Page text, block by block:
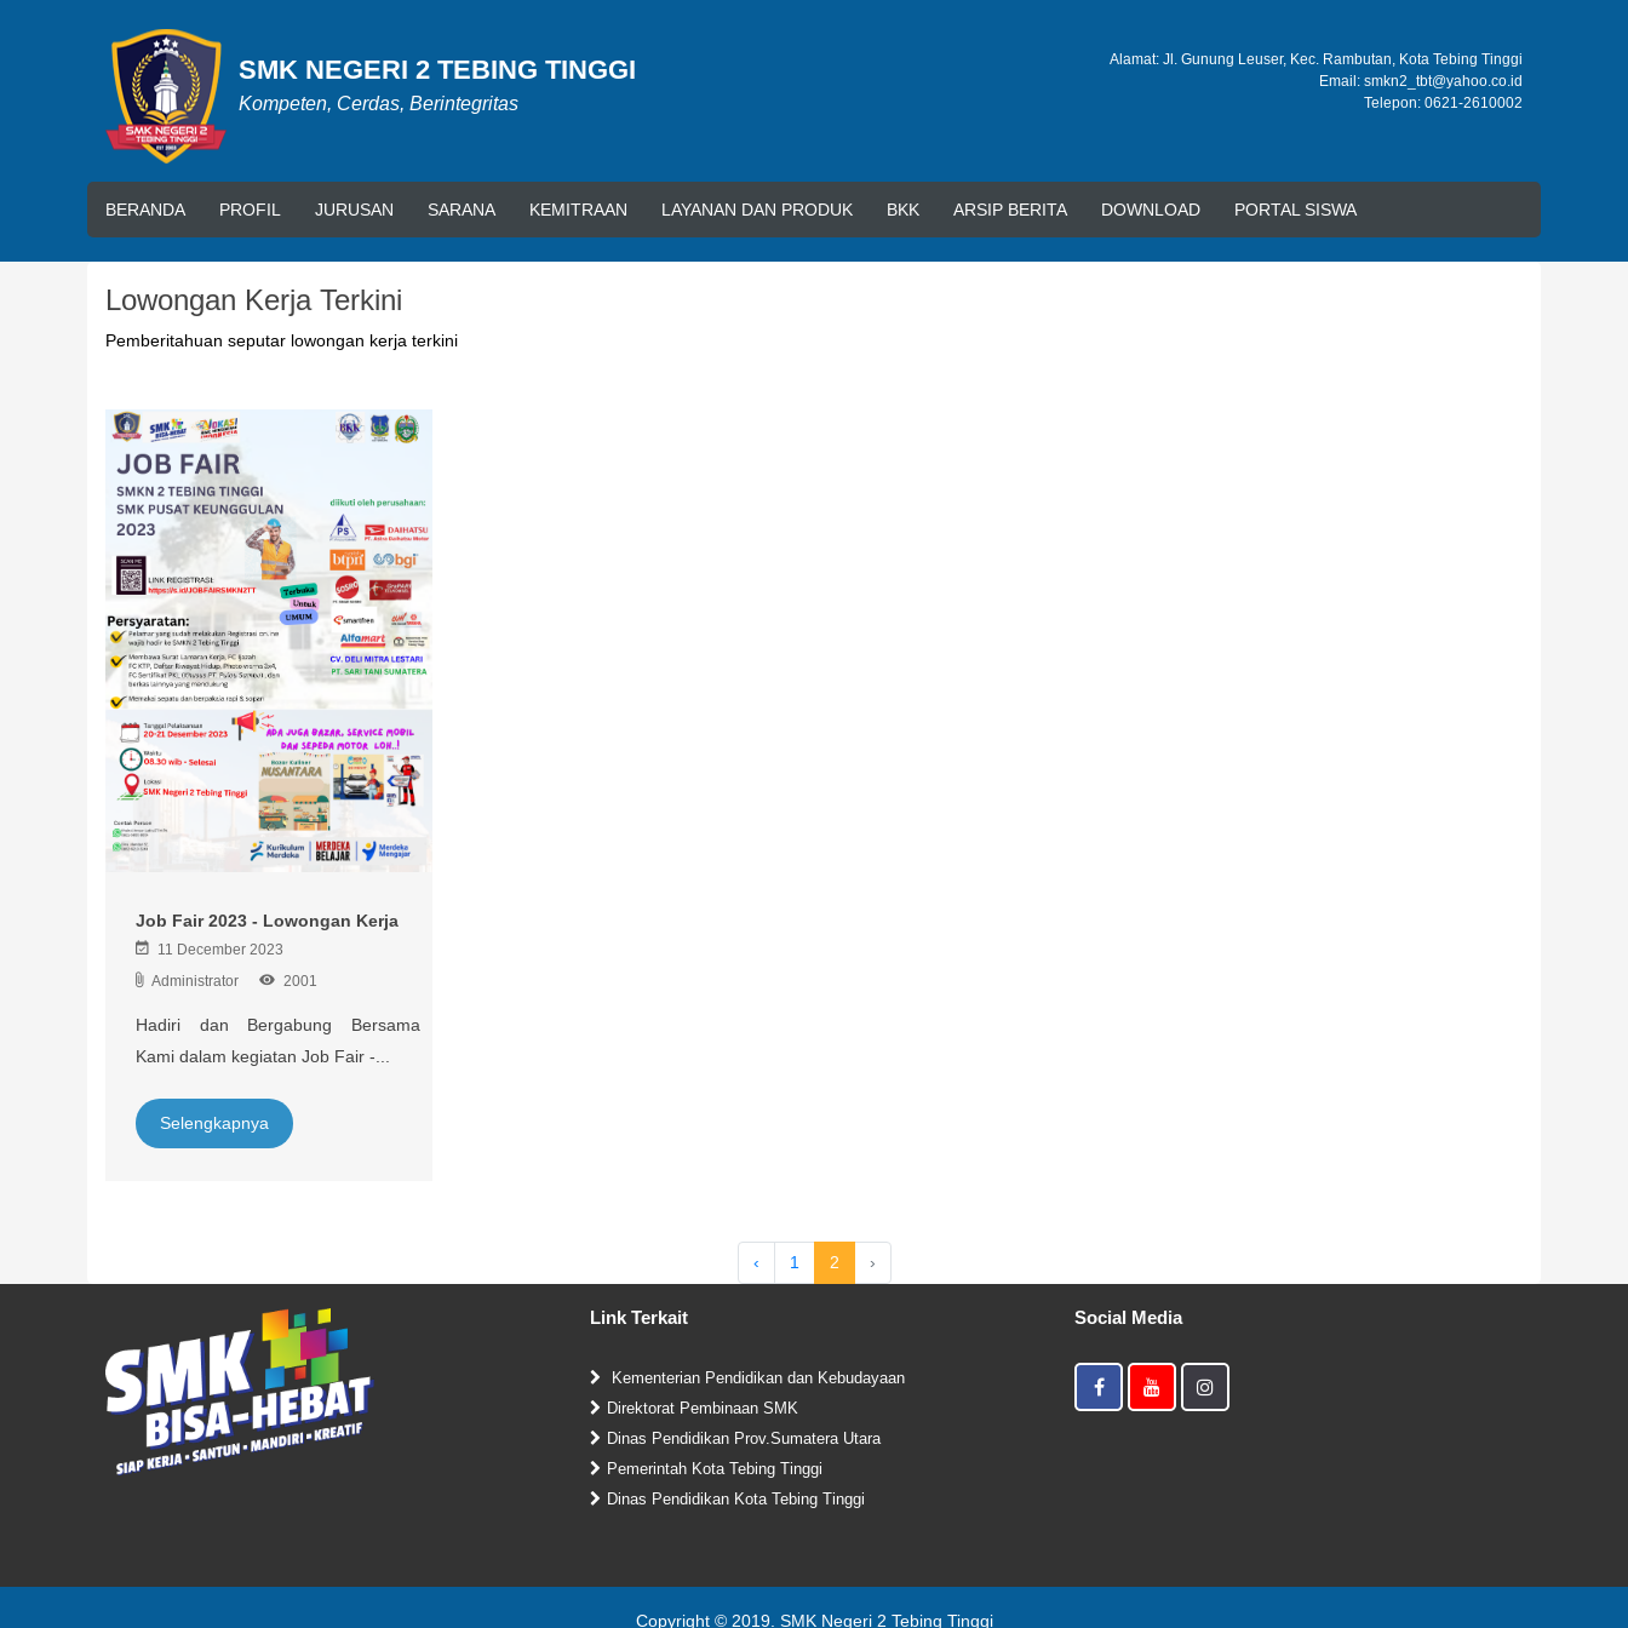
SMK NEGERI 2 TEBING TINGGI
Kompeten, Cerdas, Berintegritas
Alamat: Jl. Gunung Leuser, Kec. Rambutan, Kota Tebing Tinggi
Email: smkn2_tbt@yahoo.co.id
Telepon: 0621-2610002
BERANDA PROFIL JURUSAN SARANA KEMITRAAN LAYANAN DAN PRODUK BKK ARSIP BERITA DOWNLOAD PORTAL SISWA
Lowongan Kerja Terkini
Pemberitahuan seputar lowongan kerja terkini
Job Fair 2023 - Lowongan Kerja
11 December 2023
Administrator
2001
Hadiri dan Bergabung Bersama
Kami dalam kegiatan Job Fair -...
Selengkapnya
‹ 1 2 ›
Link Terkait
Kementerian Pendidikan dan Kebudayaan
Direktorat Pembinaan SMK
Dinas Pendidikan Prov.Sumatera Utara
Pemerintah Kota Tebing Tinggi
Dinas Pendidikan Kota Tebing Tinggi
Social Media
Copyright © 2019. SMK Negeri 2 Tebing Tinggi